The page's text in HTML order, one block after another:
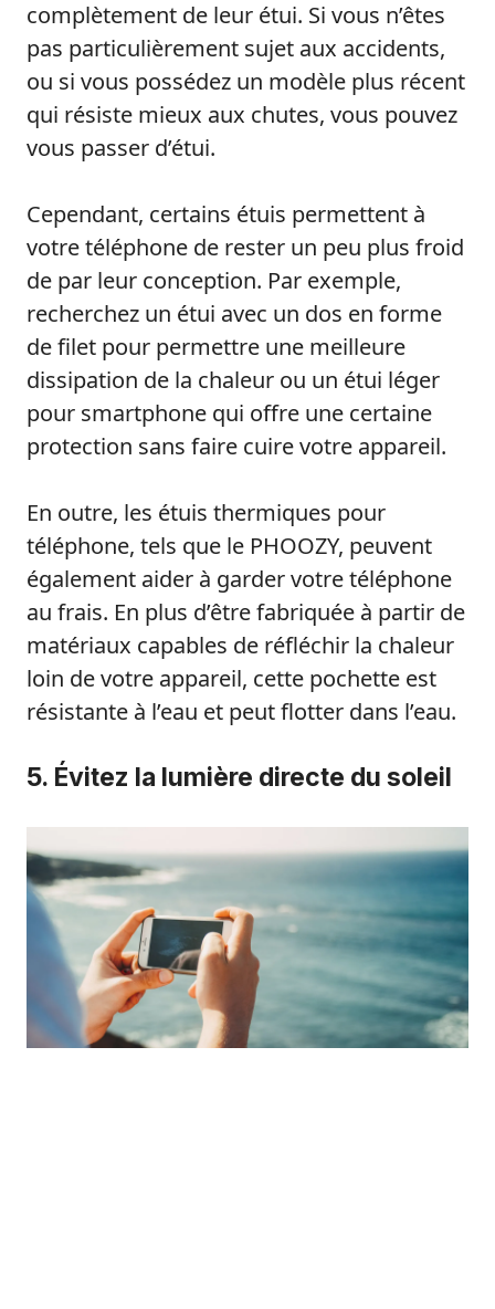
complètement de leur étui. Si vous n’êtes
pas particulièrement sujet aux accidents,
ou si vous possédez un modèle plus récent
qui résiste mieux aux chutes, vous pouvez
vous passer d’étui.
Cependant, certains étuis permettent à
votre téléphone de rester un peu plus froid
de par leur conception. Par exemple,
recherchez un étui avec un dos en forme
de filet pour permettre une meilleure
dissipation de la chaleur ou un étui léger
pour smartphone qui offre une certaine
protection sans faire cuire votre appareil.
En outre, les étuis thermiques pour
téléphone, tels que le PHOOZY, peuvent
également aider à garder votre téléphone
au frais. En plus d’être fabriquée à partir de
matériaux capables de réfléchir la chaleur
loin de votre appareil, cette pochette est
résistante à l’eau et peut flotter dans l’eau.
5. Évitez la lumière directe du soleil